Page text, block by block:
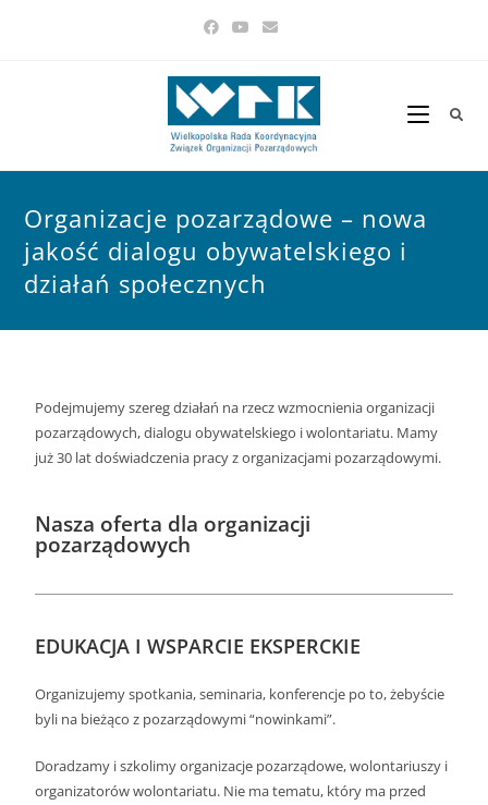
Organizacje pozarządowe – nowa
jakość dialogu obywatelskiego i
działań społecznych
Podejmujemy szereg działań na rzecz wzmocnienia organizacji
pozarządowych, dialogu obywatelskiego i wolontariatu. Mamy
już 30 lat doświadczenia pracy z organizacjami pozarządowymi.
Nasza oferta dla organizacji
pozarządowych
EDUKACJA I WSPARCIE EKSPERCKIE
Organizujemy spotkania, seminaria, konferencje po to, żebyście
byli na bieżąco z pozarządowymi “nowinkami”.
Doradzamy i szkolimy organizacje pozarządowe, wolontariuszy i
organizatorów wolontariatu. Nie ma tematu, który ma przed